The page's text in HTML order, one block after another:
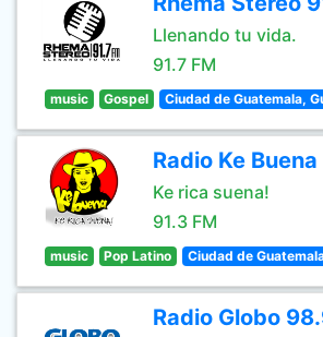
Llenando tu vida.
91.7 FM
music Gospel Ciudad de Guatemala,
Radio Ke Buena
Ke rica suena!
91.3 FM
music Pop Latino Ciudad de
Radio Globo